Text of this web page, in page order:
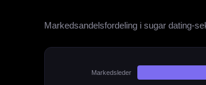
Markedsandelsfordeling i sugar dating-
Markedsleder